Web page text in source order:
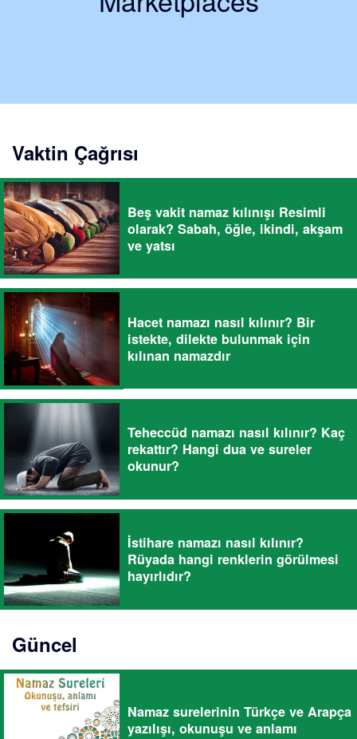
Vaktin Çağrısı
Beş vakit namaz kılınışı Resimli
olarak? Sabah, öğle, ikindi, akşam
ve yatsı
Hacet namazı nasıl kılınır? Bir
istekte, dilekte bulunmak için
kılınan namazdır
Teheccüd namazı nasıl kılınır? Kaç
rekattır? Hangi dua ve sureler
okunur?
İstihare namazı nasıl kılınır?
Rüyada hangi renklerin görülmesi
hayırlıdır?
Güncel
Namaz surelerinin Türkçe ve Arapça
yazılışı, okunuşu ve anlamı